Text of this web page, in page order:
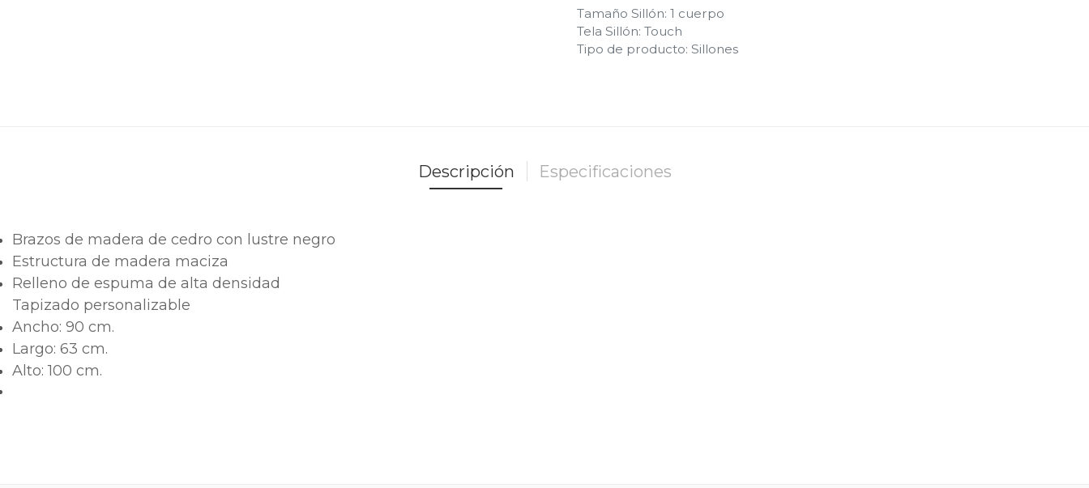
Tamaño Sillón: 1 cuerpo
Tela Sillón: Touch
Tipo de producto: Sillones
Descripción Especificaciones
Brazos de madera de cedro con lustre negro
Estructura de madera maciza
Relleno de espuma de alta densidad
Tapizado personalizable
Ancho: 90 cm.
Largo: 63 cm.
Alto: 100 cm.